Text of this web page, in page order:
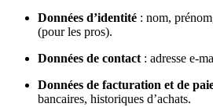
Données d’identité : nom,
(pour les pros).
Données de contact : adresse e-
Données de facturation et de
bancaires, historiques d’achats.